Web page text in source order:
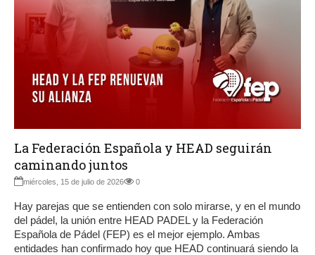
La Federación Española y HEAD seguirán
caminando juntos
miércoles, 15 de julio de 2026 0
Hay parejas que se entienden con solo mirarse, y en el mundo
del pádel, la unión entre HEAD PADEL y la Federación
Española de Pádel (FEP) es el mejor ejemplo. Ambas
entidades han confirmado hoy que HEAD continuará siendo la